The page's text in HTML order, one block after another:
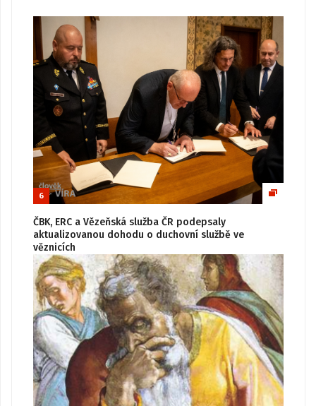
6
ČBK, ERC a Vězeňská služba ČR podepsaly
aktualizovanou dohodu o duchovní službě ve
věznicích